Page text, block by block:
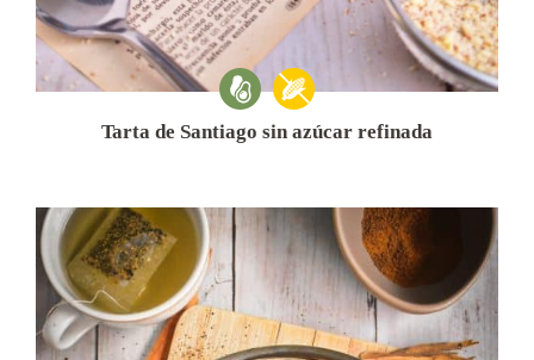
Tarta de Santiago sin azúcar refinada